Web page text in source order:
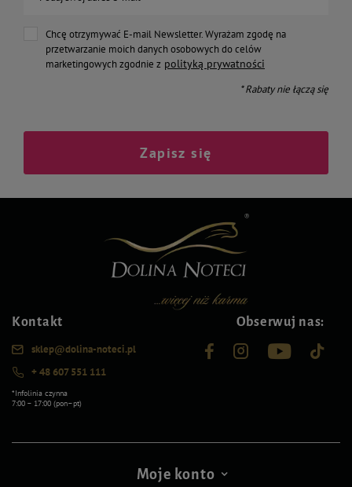
Chcę otrzymywać E-mail Newsletter. Wyrażam zgodę na
przetwarzanie moich danych osobowych do celów
marketingowych zgodnie z polityką prywatności
* Rabaty nie łączą się
Zapisz się
Kontakt
sklep@dolina-noteci.pl
+ 48 607 551 111
*Infolinia czynna
7:00 – 17:00 (pon–pt)
Obserwuj nas:
Moje konto